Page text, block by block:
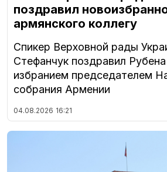
поздравил
армянского коллегу
Спикер Верховной рады
Стефанчук поздравил
избранием председателем
собрания Армении
04.08.2026 16:21